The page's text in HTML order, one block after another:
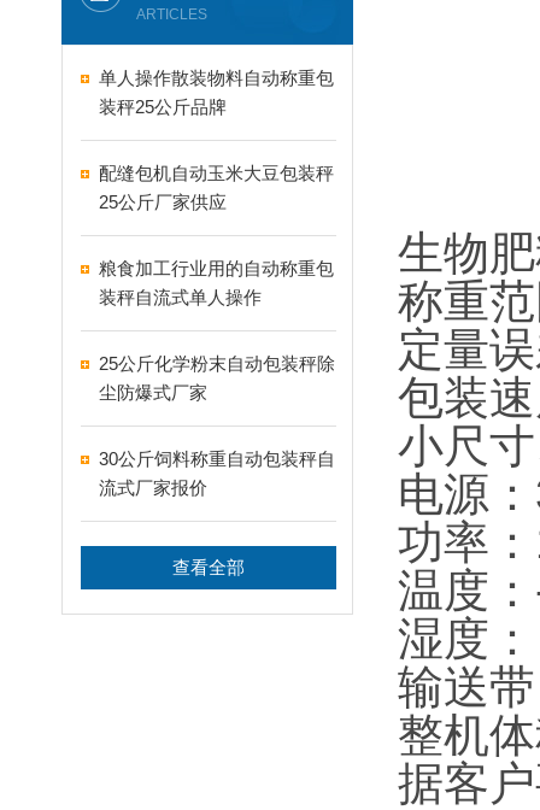
ARTICLES
单人操作散装物料自动称重包
装秤25公斤品牌
配缝包机自动玉米大豆包装秤
25公斤厂家供应
粮食加工行业用的自动称重包
装秤自流式单人操作
25公斤化学粉末自动包装秤除
尘防爆式厂家
30公斤饲料称重自动包装秤自
流式厂家报价
查看全部
生物
称重
定量
包装
小尺
电源
功率
温度
湿度
输送
整机
据客